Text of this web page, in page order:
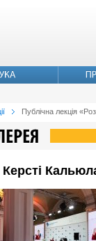
Публічна лекція